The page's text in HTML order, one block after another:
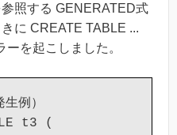
照する GENERATED式
に CREATE TABLE ...
を起こしました。
例）
t3 (